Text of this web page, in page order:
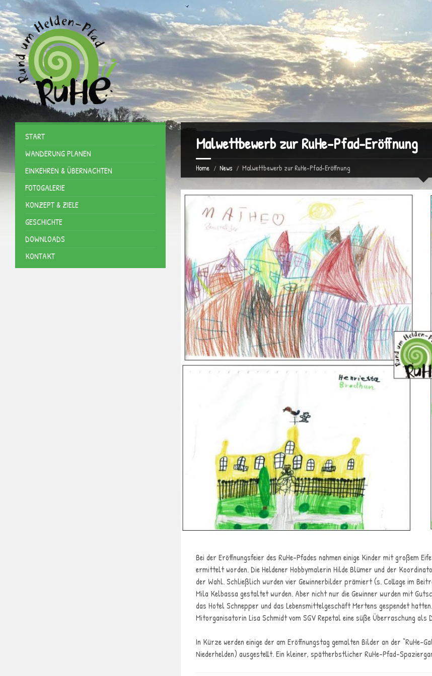
Malwettbewerb zur RuHe-Pfad-Eröffnung
Home News Malwettbewerb zur RuHe-Pfad-Eröffnung
Bei der Eröffnungsfeier des RuHe-Pfades nahmen einige Kinder mit großem
ermittelt worden. Die Heldener Hobbymalerin Hilde Blümer und der
der Wahl. Schließlich wurden vier Gewinnerbilder prämiert (s. Collage im
Mila Kelbassa gestaltet wurden. Aber nicht nur die Gewinner wurden mit
das Hotel Schnepper und das Lebensmittelgeschäft Mertens gespendet
Mitorganisatorin Lisa Schmidt vom SGV Repetal eine süße Überraschung als
In Kürze werden einige der am Eröffnungstag gemalten Bilder an der “RuHe-
Niederhelden) ausgestellt. Ein kleiner, spätherbstlicher RuHe-Pfad-
START
WANDERUNG PLANEN
EINKEHREN & ÜBERNACHTEN
FOTOGALERIE
KONZEPT & ZIELE
GESCHICHTE
DOWNLOADS
KONTAKT